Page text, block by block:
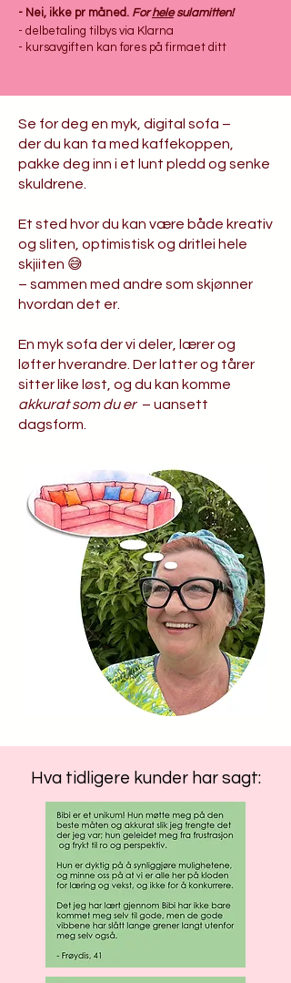
- Nei, ikke pr måned. Forhelesulamitten!
- delbetaling tilbys via Klarna
- kursavgiften kan føres på firmaet ditt
​Se for deg en myk, digital sofa –
der du kan ta med kaffekoppen,
pakke deg inn i et lunt pledd og senke
skuldrene.
Et sted hvor du kan være både kreativ
og sliten, optimistisk og dritlei hele
skjiiten 😅
– sammen med andre som skjønner
hvordan det er.
En myk sofa der vi deler, lærer og
løfter hverandre. Der latter og tårer
sitter like løst, og du kan komme
akkurat som du er– uansett
dagsform.
Hva tidligere kunder har sagt: